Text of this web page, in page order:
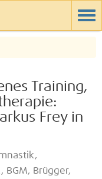
Training,
Frey in
BGM, Brügger,